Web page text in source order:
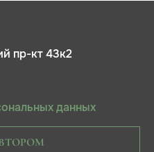
пр-кт 43к2
данных